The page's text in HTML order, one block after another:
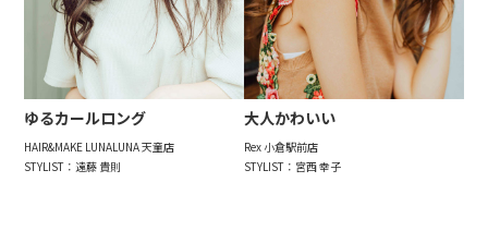
ゆるカールロング
HAIR&MAKE LUNALUNA 天童店
STYLIST：遠藤 貴則
大人かわいい
Rex 小倉駅前店
STYLIST：宮西 幸子